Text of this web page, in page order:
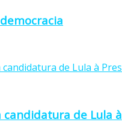
candidatura de Lula à